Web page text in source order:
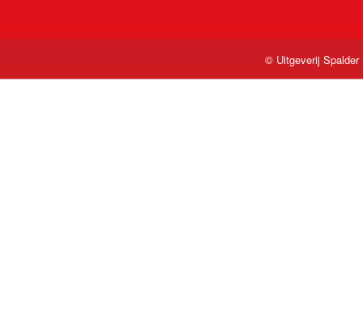
© Uitgeverij